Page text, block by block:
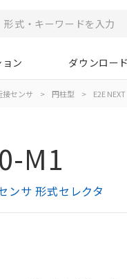
ン ダウンロード
接センサ > 円柱型 > E2E NEXT
M1
ンサ 形式セレクタ